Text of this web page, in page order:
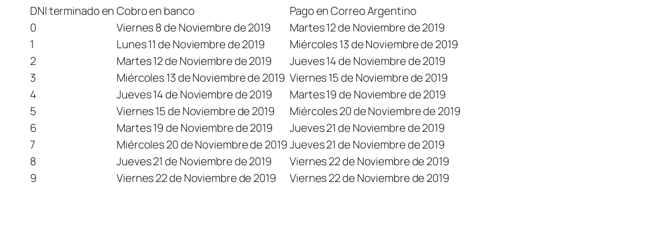
DNI terminado en Cobro en banco
Pago en Correo Argentino
0
Viernes 8 de Noviembre de 2019
Martes 12 de Noviembre de 2019
1
Lunes 11 de Noviembre de 2019
Miércoles 13 de Noviembre de 2019
2
Martes 12 de Noviembre de 2019
Jueves 14 de Noviembre de 2019
3
Miércoles 13 de Noviembre de 2019 Viernes 15 de Noviembre de 2019
4
Jueves 14 de Noviembre de 2019
Martes 19 de Noviembre de 2019
5
Viernes 15 de Noviembre de 2019
Miércoles 20 de Noviembre de 2019
6
Martes 19 de Noviembre de 2019
Jueves 21 de Noviembre de 2019
7
Miércoles 20 de Noviembre de 2019Jueves 21 de Noviembre de 2019
8
Jueves 21 de Noviembre de 2019
Viernes 22 de Noviembre de 2019
9
Viernes 22 de Noviembre de 2019 Viernes 22 de Noviembre de 2019